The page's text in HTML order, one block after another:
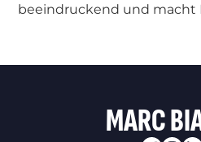
beeindruckend und macht
MARC